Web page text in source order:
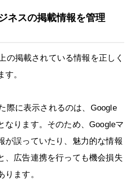
ネスの掲載情報を管理
の掲載されている情報を正しく
。
際に表示されるのは、Google
なります。そのため、Googleマ
が誤っていたり、魅力的な情報
、広告連携を行っても機会損失
ります。